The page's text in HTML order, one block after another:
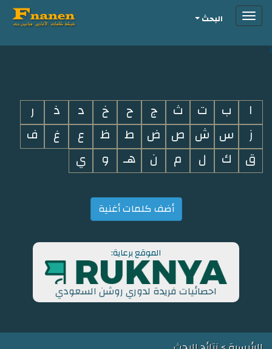
i
Toggleالبحث
ا ب ت ث ج ح خ د ذ
ر
ز
س ش ص ض ط ظ ع غ
ف
ق
ك ل م ن هـ و ي
أضف كلمات أغنية
الموقع برعاية:
احصائيات فريدة لدوري روشن السعودي